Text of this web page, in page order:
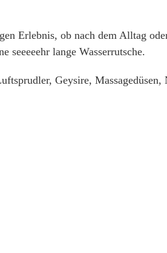
Erlebnis, ob nach dem Alltag
seeeeehr lange Wasserrutsche.
Geysire,